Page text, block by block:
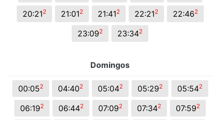
20:212 21:012 21:412 22:212 22:462
23:092 23:342
Domingos
00:052 04:402 05:042 05:292 05:542
06:192 06:442 07:092 07:342 07:592